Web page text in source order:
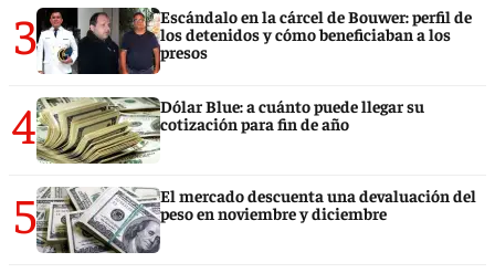
3
Escándalo en la cárcel de Bouwer: perfil de
los detenidos y cómo beneficiaban a los
presos
4
Dólar Blue: a cuánto puede llegar su
cotización para fin de año
5
El mercado descuenta una devaluación del
peso en noviembre y diciembre